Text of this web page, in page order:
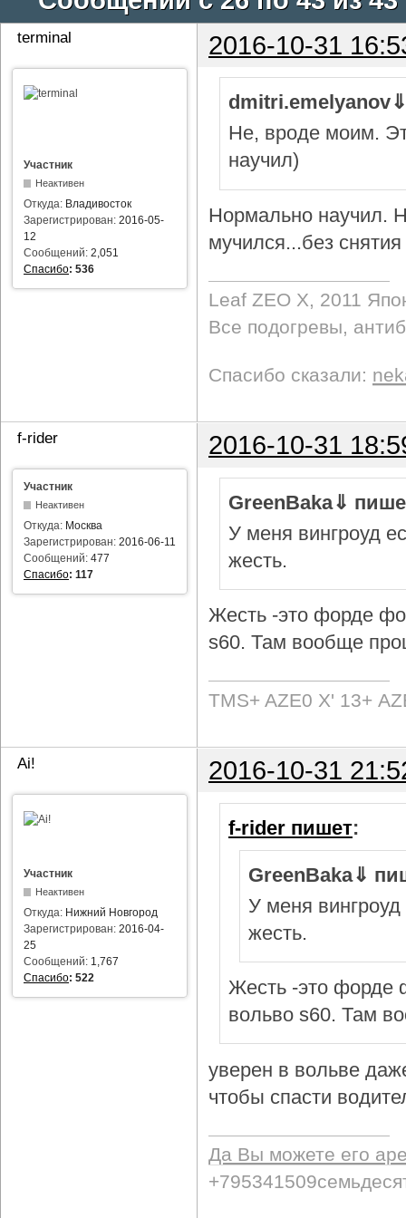
terminal 2016-10-31
Участник
Неактивен
Откуда: Владивосток
Зарегистрирован: 2016-05-
12
Сообщений: 2,051
Спасибо: 536
Не, вроде моим.
научил)
Нормально научил.
мучился...без снятия
Leaf ZEO Х, 2011
Все подогревы,
Спасибо сказали:
f-rider 2016-10-31
Участник
Неактивен
Откуда: Москва
Зарегистрирован: 2016-06-11
Сообщений: 477
Спасибо: 117
GreenBaka⇓
У меня вингроуд
жесть.
Жесть -это форде
s60. Там вообще
TMS+ AZE0 Х' 13+
Ai! 2016-10-31
Участник
Неактивен
Откуда: Нижний Новгород
Зарегистрирован: 2016-04-
25
Сообщений: 1,767
Спасибо: 522
f-rider пишет:
GreenBaka⇓
У меня вингроуд
жесть.
Жесть -это форде
вольво s60. Там
уверен в вольве
чтобы спасти
Да Вы можете его